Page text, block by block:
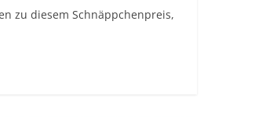
zu diesem Schnäppchenpreis,